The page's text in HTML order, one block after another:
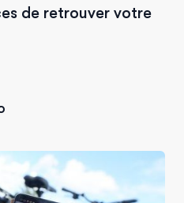
de retrouver votre